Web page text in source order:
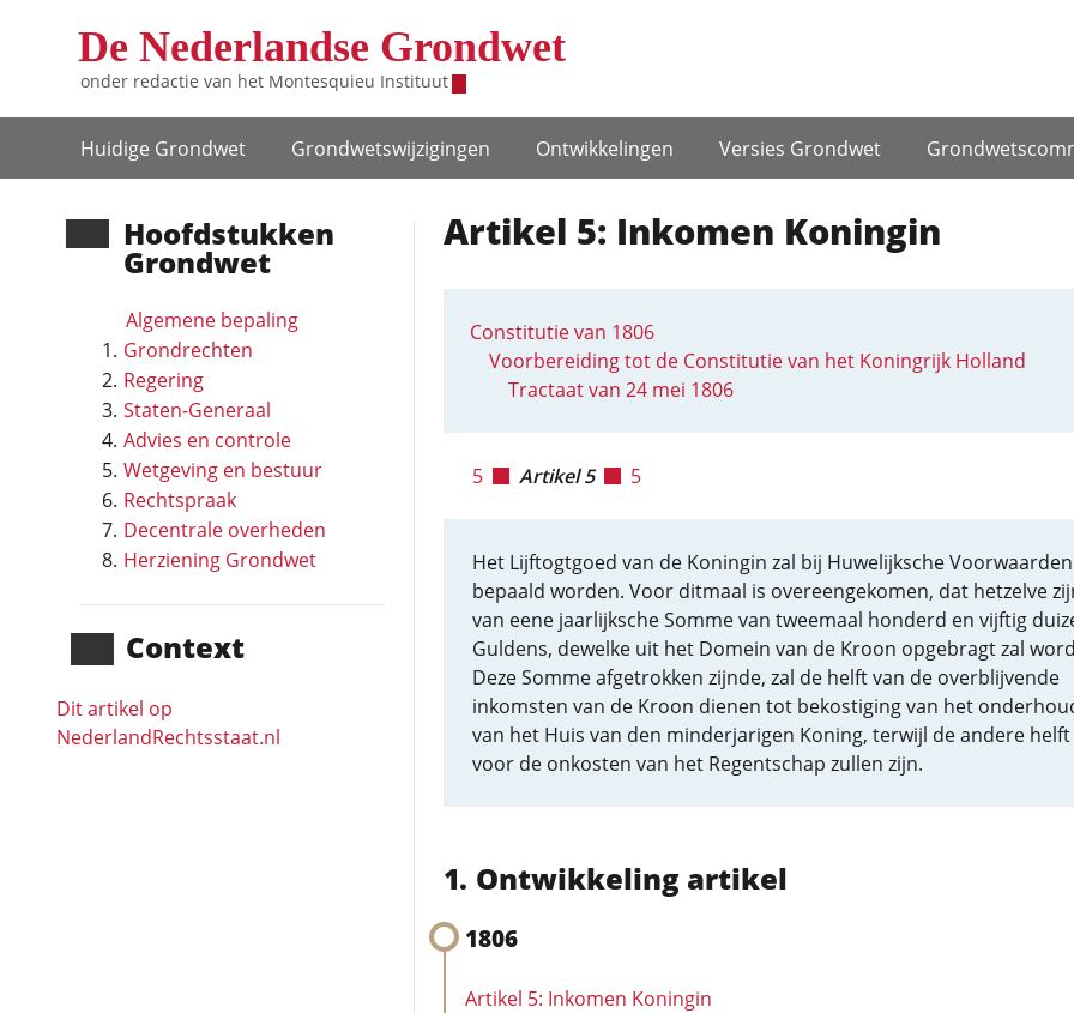
De Nederlandse Grondwet
onder redactie van het Montesquieu Instituut
Hoofdnavigatie
Huidige Grondwet Grondwets­wijzigingen Ontwikke­lingen Versies Grondwet
Hoofd­stukken
Grondwet
Algemene bepaling
Grondrechten
Regering
Staten-Generaal
Advies en controle
Wetgeving en bestuur
Rechtspraak
Decentrale overheden
Herziening Grondwet
Context
Dit artikel op
NederlandRechts­staat.nl
Artikel 5: Inkomen Koningin
Constitutie van 1806
Voorbereiding tot de Constitutie van het Koningrijk Holland
Tractaat van 24 mei 1806
5 Artikel 5 5
Het Lijftogtgoed van de Koningin zal bij Huwelijksche Voorwaarden
bepaald worden. Voor ditmaal is overeengekomen, dat hetzelve
van eene jaarlijksche Somme van tweemaal honderd en vijftig
Guldens, dewelke uit het Domein van de Kroon opgebragt zal
Deze Somme afgetrokken zijnde, zal de helft van de overblijvende
inkomsten van de Kroon dienen tot bekostiging van het
van het Huis van den minderjarigen Koning, terwijl de andere helft
voor de onkosten van het Regentschap zullen zijn.
Ontwikkeling artikel
1806
Artikel 5: Inkomen Koningin